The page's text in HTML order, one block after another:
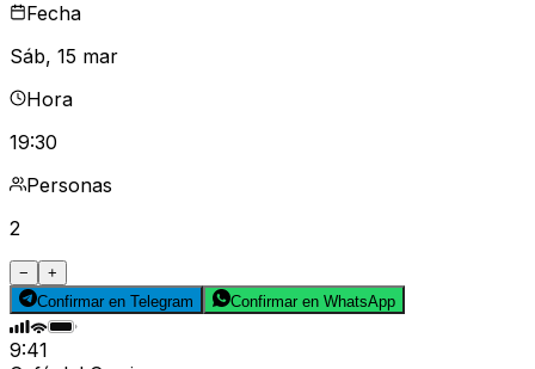
Fecha
Sáb, 15 mar
Hora
19:30
Personas
2
−
+
Confirmar en Telegram
Confirmar en WhatsApp
9:41